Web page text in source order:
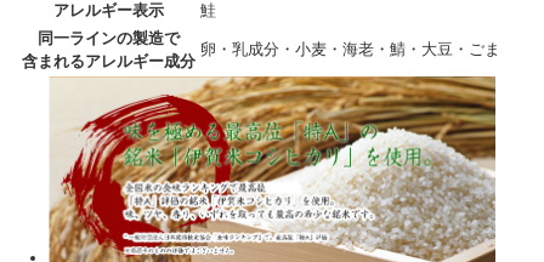
アレルギー表示
鮭
同一ラインの製造で
含まれるアレルギー成分
卵・乳成分・小麦・海老・鯖・大豆・ごま